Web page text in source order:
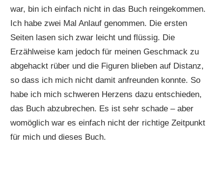
war, bin ich einfach nicht in das Buch reingekommen.
Ich habe zwei Mal Anlauf genommen. Die ersten
Seiten lasen sich zwar leicht und flüssig. Die
Erzählweise kam jedoch für meinen Geschmack zu
abgehackt rüber und die Figuren blieben auf Distanz,
so dass ich mich nicht damit anfreunden konnte. So
habe ich mich schweren Herzens dazu entschieden,
das Buch abzubrechen. Es ist sehr schade – aber
womöglich war es einfach nicht der richtige Zeitpunkt
für mich und dieses Buch.